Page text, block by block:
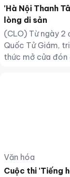
'Hà Nội Thanh
lòng di sản
(CLO) Từ ngày 2
Quốc Tử Giám,
thức mở cửa đón
Văn hóa
Cuộc thi 'Tiếng